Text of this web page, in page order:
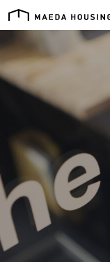
PHILOSOPHY
経営理念
ABOUT US
会社概要
DIVISION
事業部
PRODUCTS